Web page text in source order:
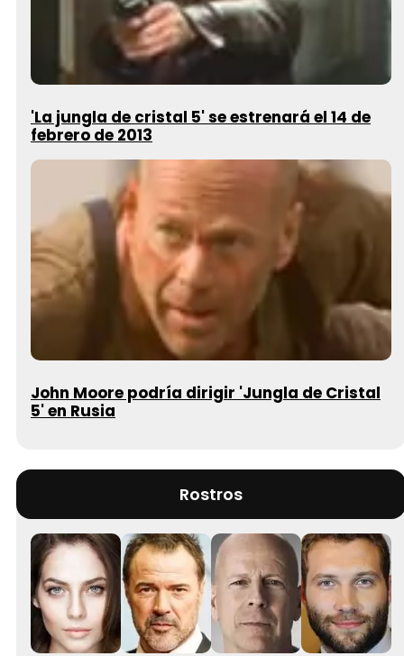
'La jungla de cristal 5' se estrenará el 14 de
febrero de 2013
John Moore podría dirigir 'Jungla de Cristal
5' en Rusia
Rostros